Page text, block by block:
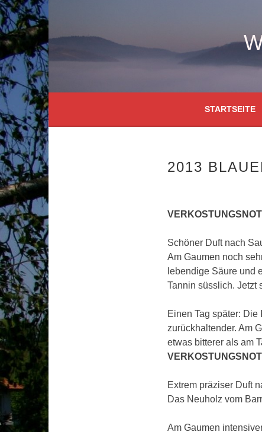
zum
Inhalt
STARTSEITE
2013
Schöner Duft nach
Am Gaumen noch
lebendige Säure und
Tannin süsslich. Jetzt
Einen Tag später:
zurückhaltender. Am
etwas bitterer als am
Extrem präziser Duft
Das Neuholz vom
Am Gaumen